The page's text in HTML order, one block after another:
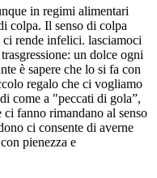
in regimi alimentari
colpa. Il senso di colpa
ci rende infelici. lasciamoci
un dolce ogni
è sapere che lo si fa con
regalo che ci vogliamo
come a "peccati di gola”,
fanno rimandano al senso
ci consente di averne
pienezza e